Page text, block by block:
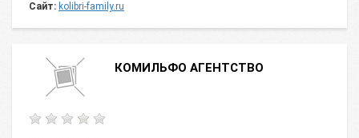
Сайт: kolibri-family.ru
КОМИЛЬФО АГЕНТСТВО